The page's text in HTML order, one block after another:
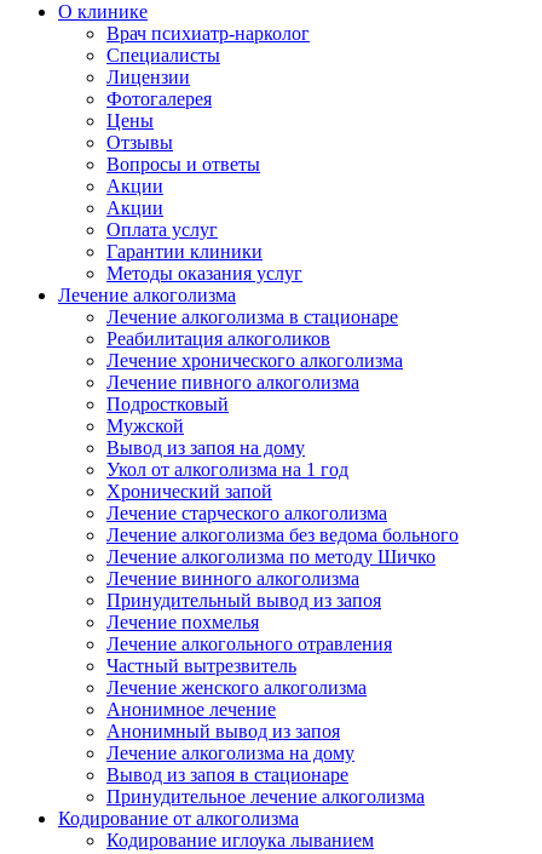
О клинике
Врач психиатр-нарколог
Специалисты
Лицензии
Фотогалерея
Цены
Отзывы
Вопросы и ответы
Акции
Акции
Оплата услуг
Гарантии клиники
Методы оказания услуг
Лечение алкоголизма
Лечение алкоголизма в стационаре
Реабилитация алкоголиков
Лечение хронического алкоголизма
Лечение пивного алкоголизма
Подростковый
Мужской
Вывод из запоя на дому
Укол от алкоголизма на 1 год
Хронический запой
Лечение старческого алкоголизма
Лечение алкоголизма без ведома больного
Лечение алкоголизма по методу Шичко
Лечение винного алкоголизма
Принудительный вывод из запоя
Лечение похмелья
Лечение алкогольного отравления
Частный вытрезвитель
Лечение женского алкоголизма
Анонимное лечение
Анонимный вывод из запоя
Лечение алкоголизма на дому
Вывод из запоя в стационаре
Принудительное лечение алкоголизма
Кодирование от алкоголизма
Кодирование иглоука лыванием